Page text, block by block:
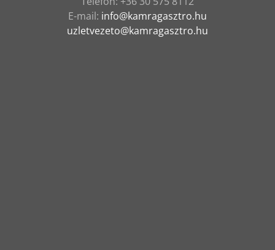
E-mail: info@kamragasztro.hu
uzletvezeto@kamragasztro.hu